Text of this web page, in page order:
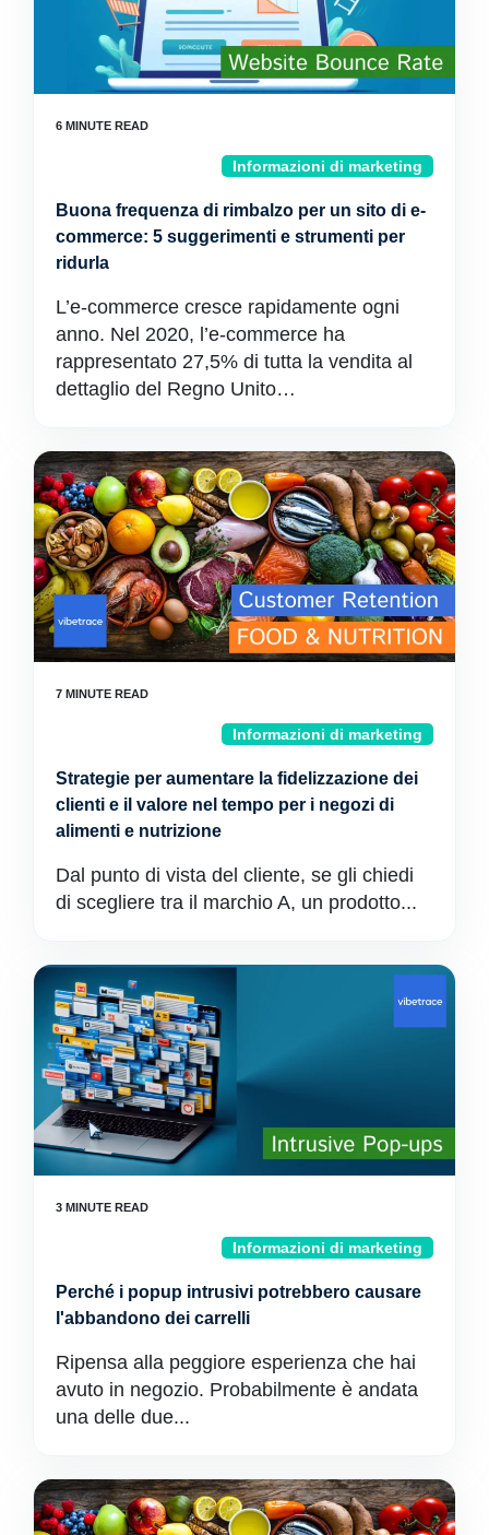
Informazioni di marketing
Buona frequenza di rimbalzo per un sito di e-
commerce: 5 suggerimenti e strumenti per
ridurla
L’e-commerce cresce rapidamente ogni
anno. Nel 2020, l’e-commerce ha
rappresentato 27,5% di tutta la vendita al
dettaglio del Regno Unito…
Informazioni di marketing
Strategie per aumentare la fidelizzazione dei
clienti e il valore nel tempo per i negozi di
alimenti e nutrizione
Dal punto di vista del cliente, se gli chiedi
di scegliere tra il marchio A, un prodotto...
Informazioni di marketing
Perché i popup intrusivi potrebbero causare
l'abbandono dei carrelli
Ripensa alla peggiore esperienza che hai
avuto in negozio. Probabilmente è andata
una delle due...